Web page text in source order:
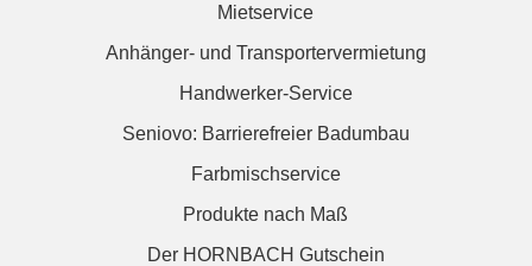
Mietservice
Anhänger- und Transportervermietung
Handwerker-Service
Seniovo: Barrierefreier Badumbau
Farbmischservice
Produkte nach Maß
Der HORNBACH Gutschein